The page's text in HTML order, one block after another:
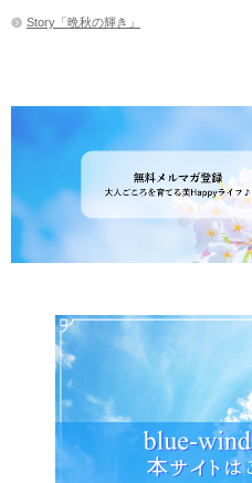
Story「晩秋の輝き」